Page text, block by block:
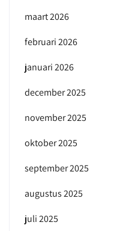
maart 2026
februari 2026
januari 2026
december 2025
november 2025
oktober 2025
september 2025
augustus 2025
juli 2025